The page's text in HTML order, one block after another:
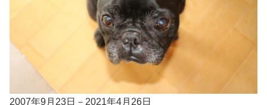
2007年9月23日－2021年4月26日